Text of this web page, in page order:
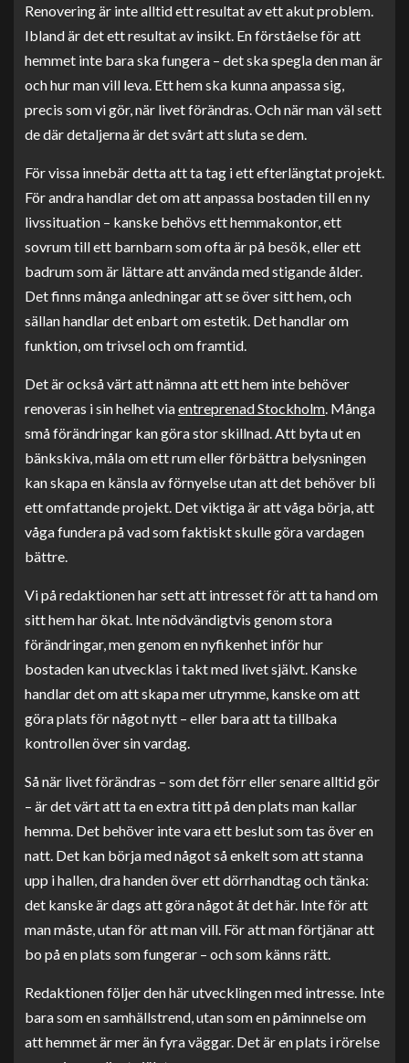
Renovering är inte alltid ett resultat av ett akut problem.
Ibland är det ett resultat av insikt. En förståelse för att
hemmet inte bara ska fungera – det ska spegla den man är
och hur man vill leva. Ett hem ska kunna anpassa sig,
precis som vi gör, när livet förändras. Och när man väl sett
de där detaljerna är det svårt att sluta se dem.
För vissa innebär detta att ta tag i ett efterlängtat projekt.
För andra handlar det om att anpassa bostaden till en ny
livssituation – kanske behövs ett hemmakontor, ett
sovrum till ett barnbarn som ofta är på besök, eller ett
badrum som är lättare att använda med stigande ålder.
Det finns många anledningar att se över sitt hem, och
sällan handlar det enbart om estetik. Det handlar om
funktion, om trivsel och om framtid.
Det är också värt att nämna att ett hem inte behöver
renoveras i sin helhet viaentreprenad Stockholm. Många
små förändringar kan göra stor skillnad. Att byta ut en
bänkskiva, måla om ett rum eller förbättra belysningen
kan skapa en känsla av förnyelse utan att det behöver bli
ett omfattande projekt. Det viktiga är att våga börja, att
våga fundera på vad som faktiskt skulle göra vardagen
bättre.
Vi på redaktionen har sett att intresset för att ta hand om
sitt hem har ökat. Inte nödvändigtvis genom stora
förändringar, men genom en nyfikenhet inför hur
bostaden kan utvecklas i takt med livet självt. Kanske
handlar det om att skapa mer utrymme, kanske om att
göra plats för något nytt – eller bara att ta tillbaka
kontrollen över sin vardag.
Så när livet förändras – som det förr eller senare alltid gör
– är det värt att ta en extra titt på den plats man kallar
hemma. Det behöver inte vara ett beslut som tas över en
natt. Det kan börja med något så enkelt som att stanna
upp i hallen, dra handen över ett dörrhandtag och tänka:
det kanske är dags att göra något åt det här. Inte för att
man måste, utan för att man vill. För att man förtjänar att
bo på en plats som fungerar – och som känns rätt.
Redaktionen följer den här utvecklingen med intresse. Inte
bara som en samhällstrend, utan som en påminnelse om
att hemmet är mer än fyra väggar. Det är en plats i rörelse